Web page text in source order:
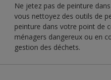
Ne jetez pas de peinture
vous nettoyez des outils de
peinture dans votre point de
ménagers dangereux ou en
gestion des déchets.